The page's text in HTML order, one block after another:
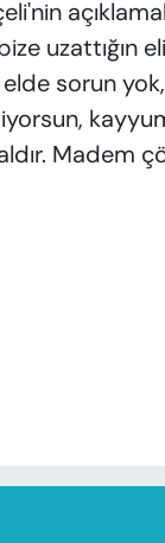
uzattığın
elde sorun
Madem